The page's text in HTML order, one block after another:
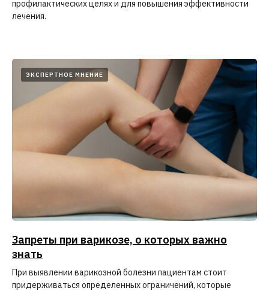
профилактических целях и для повышения эффективности
лечения.
ЭКСПЕРТНОЕ МНЕНИЕ
Запреты при варикозе, о которых важно
знать
При выявлении варикозной болезни пациентам стоит
придерживаться определенных ограничений, которые